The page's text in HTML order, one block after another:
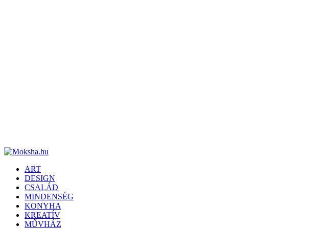
ART
DESIGN
CSALÁD
MINDENSÉG
KONYHA
KREATÍV
MŰVHÁZ